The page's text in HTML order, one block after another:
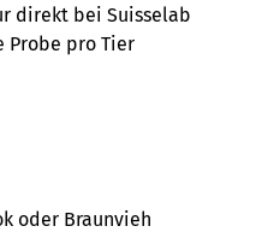
direkt bei Suisselab
Probe pro Tier
oder Braunvieh